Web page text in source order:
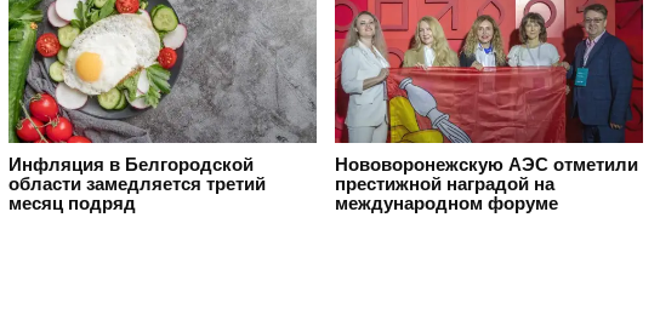
Инфляция в Белгородской
области замедляется третий
месяц подряд
Нововоронежскую АЭС отметили
престижной наградой на
международном форуме